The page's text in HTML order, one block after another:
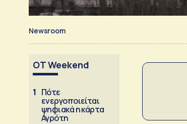
Newsroom
OT Weekend
1 Πότε
ενεργοποιείται
ψηφιακά η κάρτα
Αγρότη